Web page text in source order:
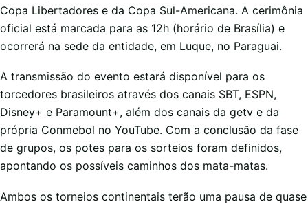
Copa Libertadores e da Copa Sul-Americana. A cerimônia
oficial está marcada para as 12h (horário de Brasília) e
ocorrerá na sede da entidade, em Luque, no Paraguai.
A transmissão do evento estará disponível para os
torcedores brasileiros através dos canais SBT, ESPN,
Disney+ e Paramount+, além dos canais da getv e da
própria Conmebol no YouTube. Com a conclusão da fase
de grupos, os potes para os sorteios foram definidos,
apontando os possíveis caminhos dos mata-matas.
Ambos os torneios continentais terão uma pausa de quase